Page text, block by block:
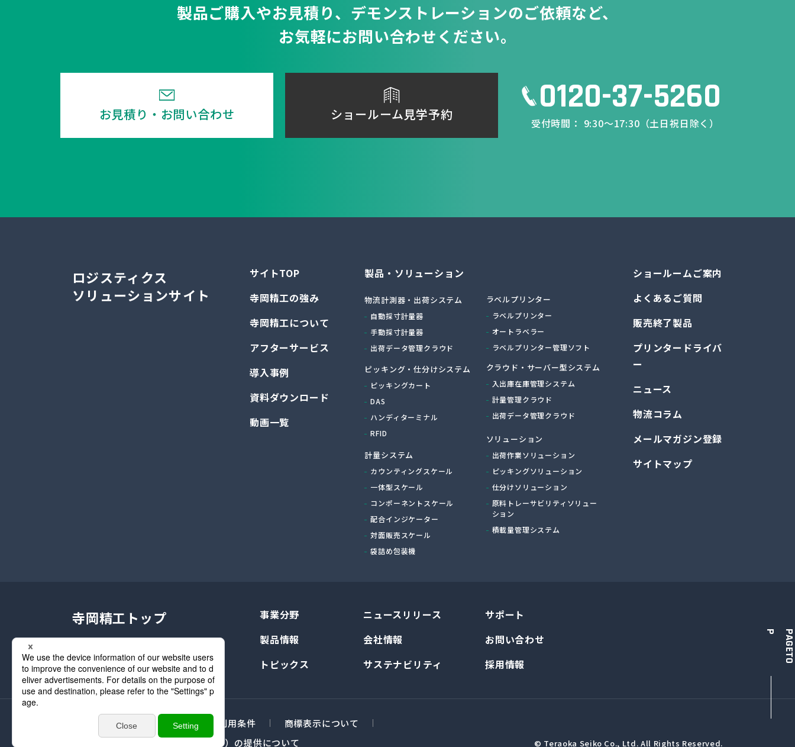
製品ご購入やお見積り、 デモンストレーションのご依頼など、
お気軽にお問い合わせください。
お見積り・お問い合わせ ショールーム見学予約 0120-37-5260
受付時間： 9:30～17:30（土日祝日除く）
P
ロジスティクス
ソリューションサイト
サイトTOP
寺岡精工の強み
寺岡精工について
アフターサービス
導入事例
資料ダウンロード
動画一覧
製品・ソリューション
物流計測器・出荷システム
自動採寸計量器
手動採寸計量器
出荷データ管理クラウド
ピッキング・仕分けシステム
ピッキングカート
DAS
ハンディターミナル
RFID
計量システム
カウンティングスケール
一体型スケール
コンポーネントスケール
配合インジケーター
対面販売スケール
袋詰め包装機
ラベルプリンター
ラベルプリンター
オートラベラー
ラベルプリンター管理ソフト
クラウド・サーバー型システム
入出庫在庫管理システム
計量管理クラウド
出荷データ管理クラウド
ソリューション
出荷作業ソリューション
ピッキングソリューション
仕分けソリューション
原料トレーサビリティソリュー
ション
積載量管理システム
ショールームご案内
よくあるご質問
販売終了製品
プリンタードライバ
ー
ニュース
物流コラム
メールマガジン登録
サイトマップ
寺岡精工トップ
事業分野
製品情報
トピックス
ニュースリリース
会社情報
サステナビリティ
サポート
お問い合わせ
採用情報
プライバシーポリシー サイト利用条件
商標表示について
MSDS（化学物質安全性データシート）の提供について
© Teraoka Seiko Co., Ltd. All Rights Reserved.